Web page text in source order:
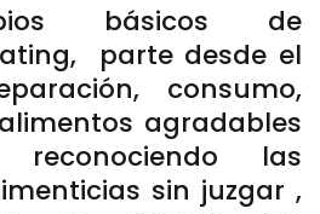
básicos de
parte desde el
consumo,
agradables
las
sin juzgar ,